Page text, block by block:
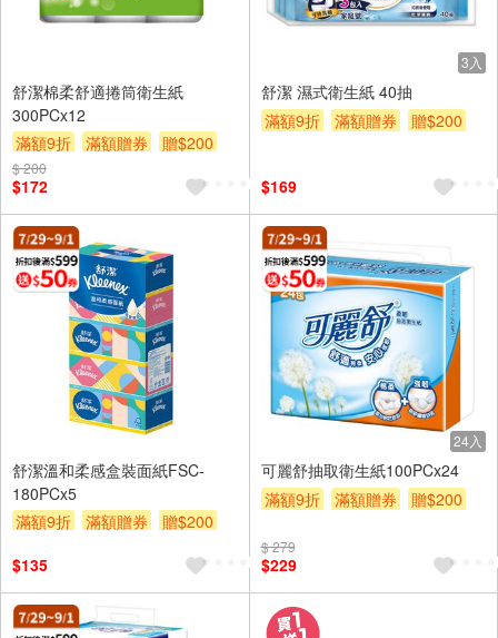
舒潔棉柔舒適捲筒衛生紙
300PCx12
滿額9折
滿額贈券 贈$200
$ 200
$172
3入
舒潔 濕式衛生紙 40抽
滿額9折
滿額贈券 贈$200
$169
舒潔溫和柔感盒裝面紙FSC-
180PCx5
滿額9折
滿額贈券
贈$200
$135
24入
可麗舒抽取衛生紙100PCx24
滿額9折
滿額贈券 贈$200
$ 279
$229